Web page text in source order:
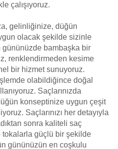
çalışıyoruz.
gelinliğinize, düğün
olacak şekilde sizinle
bambaşka bir
renklendirmeden kesime
bir hizmet sunuyoruz.
işlemde olabildiğince doğal
Saçlarınızda
konseptinize uygun çeşit
Saçlarınızı her detayıyla
sonra kaliteli saç
güçlü bir şekilde
gününüzün en coşkulu